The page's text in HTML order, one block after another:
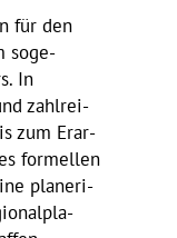
für den
soge­
In
zahl­rei­
zum Erar­
formellen
plane­ri­